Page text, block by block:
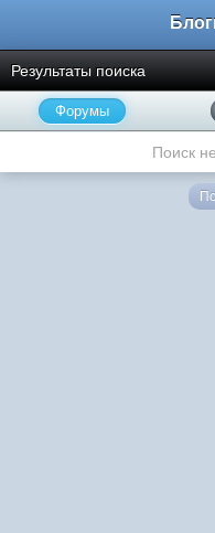
Результаты поиска
Форумы
Поиск